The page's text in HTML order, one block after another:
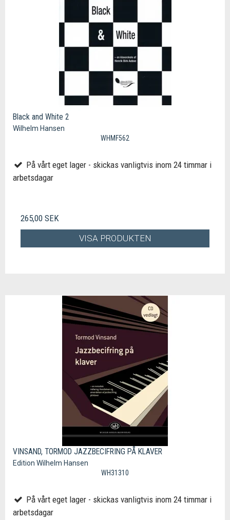
Black and White 2
Wilhelm Hansen
WHMF562
På vårt eget lager - skickas vanligtvis inom 24 timmar i
arbetsdagar
265,00 SEK
VISA PRODUKTEN
VINSAND, TORMOD JAZZBECIFRING PÅ KLAVER
Edition Wilhelm Hansen
WH31310
På vårt eget lager - skickas vanligtvis inom 24 timmar i
arbetsdagar